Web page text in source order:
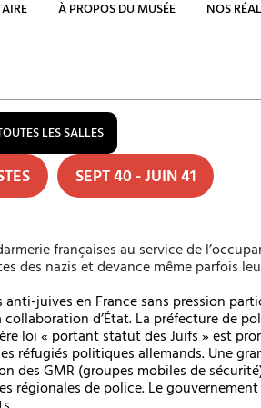
À PROPOS DU MUSÉE NOS
LES SALLES
SEPT 40 - JUIN 41
françaises au service de
des nazis et devance même parfois
juives en France sans pression
d’État. La préfecture de
loi « portant statut des Juifs » est
réfugiés politiques allemands. Une
des GMR (groupes mobiles de
régionales de police. Le